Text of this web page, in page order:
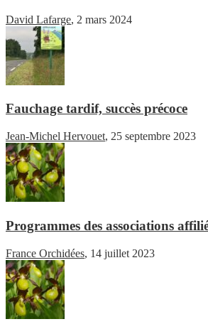
David Lafarge, 2 mars 2024
Fauchage tardif, succès précoce
Jean-Michel Hervouet, 25 septembre 2023
Programmes des associations
France Orchidées, 14 juillet 2023